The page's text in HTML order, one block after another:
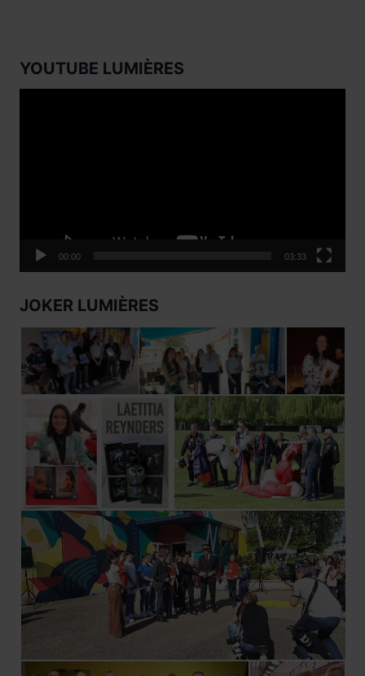
YOUTUBE LUMIÈRES
00:00 03:33
JOKER LUMIÈRES